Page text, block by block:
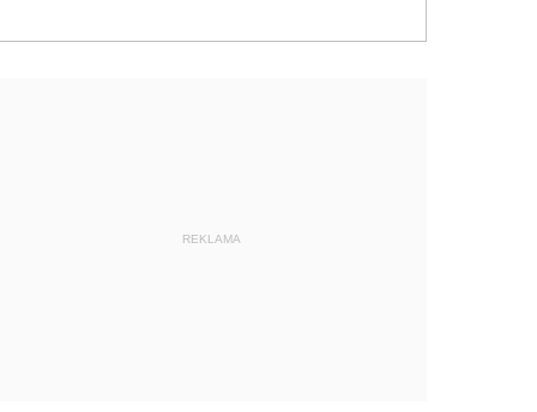
REKLAMA